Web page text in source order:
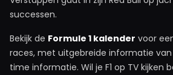
successen.
Bekijk de Formule 1 kalender voor
races, met uitgebreide informatie
time informatie. Wil je F1 op TV kijken